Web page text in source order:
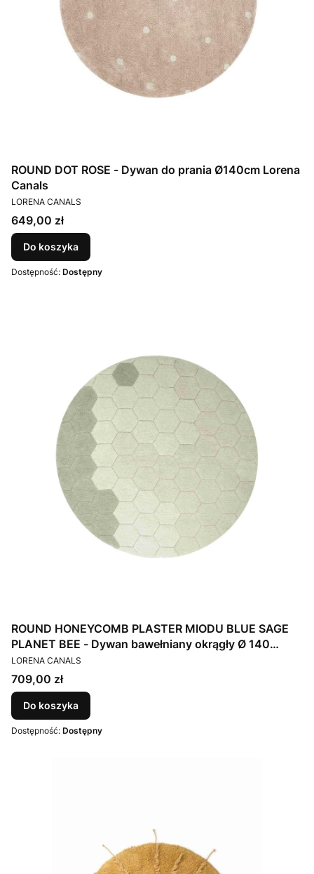
ROUND DOT ROSE - Dywan do prania Ø140cm Lorena
Canals
PRODUCENT
LORENA CANALS
Cena
649,00 zł
Do koszyka
Dostępność: Dostępny
ROUND HONEYCOMB PLASTER MIODU BLUE SAGE
PLANET BEE - Dywan bawełniany okrągły Ø 140
Lorena Canals
PRODUCENT
LORENA CANALS
Cena
709,00 zł
Do koszyka
Dostępność: Dostępny